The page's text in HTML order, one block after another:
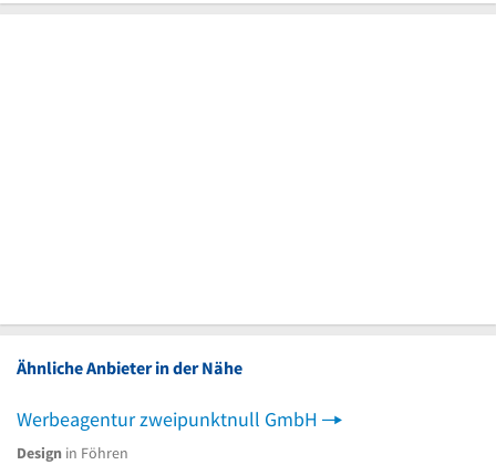
Ähnliche Anbieter in der Nähe
Werbeagentur zweipunktnull GmbH
Design in Föhren